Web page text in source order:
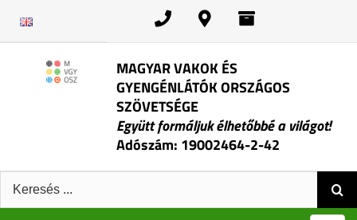
MAGYAR VAKOK ÉS
GYENGÉNLÁTÓK ORSZÁGOS
SZÖVETSÉGE
Együtt formáljuk élhetőbbé a világot!
Adószám: 19002464-2-42
Keresés: